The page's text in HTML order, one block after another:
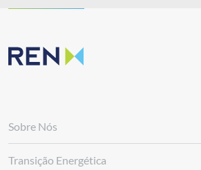
Sobre Nós
Transição Energética